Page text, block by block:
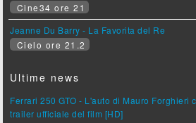
Cine34 ore 21
Jeanne Du Barry - La Favorita del Re
Cielo ore 21.2
Ultime news
Ferrari 250 GTO - L'auto di Mauro Forghieri
trailer ufficiale del film [HD]